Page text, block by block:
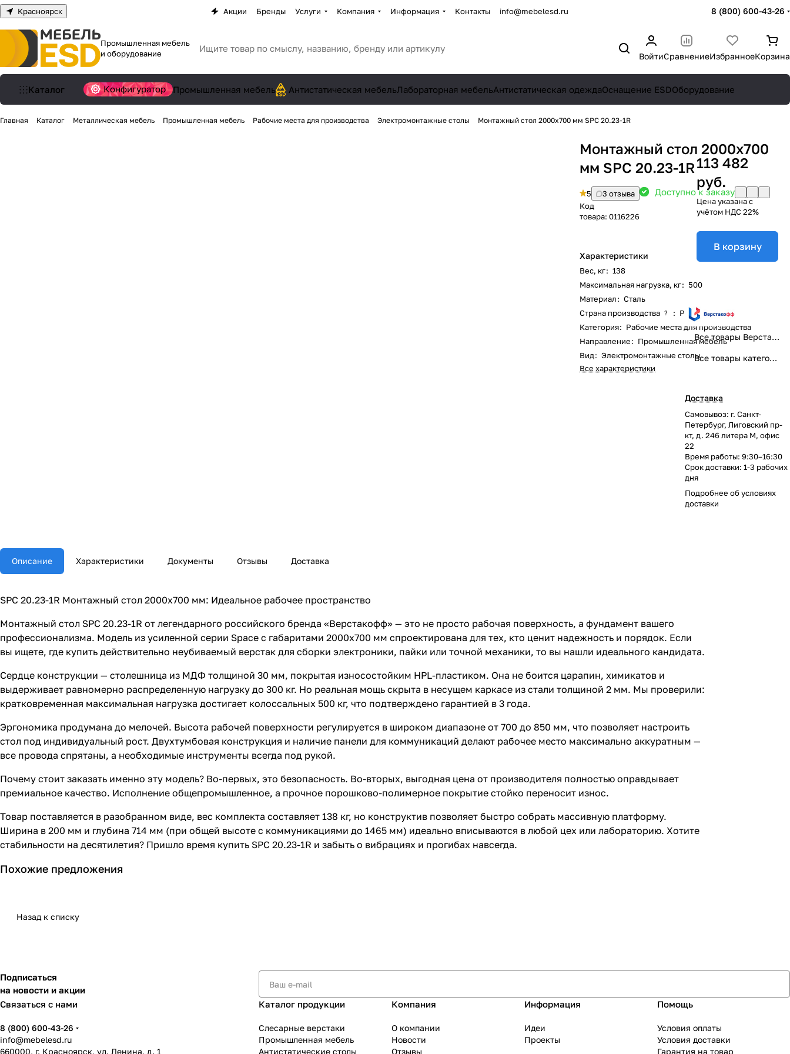
Красноярск Акции Бренды Услуги Компания Информация Контакты info@mebelesd.ru 8 (800) 600-43-26
Промышленная мебель
и оборудование
ВойтиСравнениеИзбранноеКорзина
Каталог Конфигуратор Промышленная мебель Антистатическая мебельЛабораторная мебельАнтистатическая одеждаОснащение ESDОборудование
Главная Каталог Металлическая мебель Промышленная мебель Рабочие места для производства Электромонтажные столы Монтажный стол 2000х700 мм SPC 20.23-1R
Монтажный стол 2000х700
мм SPC 20.23-1R
5
3 отзыва
Код
товара: 0116226
Доступно к заказу
Характеристики
Вес, кг: 138
Максимальная нагрузка, кг: 500
Материал: Сталь
Страна производства ? : Россия
Категория: Рабочие места для производства
Направление: Промышленная мебель
Вид: Электромонтажные столы
Все характеристики
113 482
руб.
Цена указана с
учётом НДС 22%
В корзину
Все товары Верстакофф
Все товары категории
Доставка
Самовывоз: г. Санкт-
Петербург, Лиговский пр-
кт, д. 246 литера М, офис
22
Время работы: 9:30–16:30
Срок доставки: 1-3 рабочих
дня
Подробнее обусловиях
доставки
Описание Характеристики Документы Отзывы Доставка
SPC 20.23-1R Монтажный стол 2000х700 мм: Идеальное рабочее пространство
Монтажный стол SPC 20.23-1R от легендарного российского бренда «Верстакофф» — это не просто рабочая поверхность, а фундамент вашего
профессионализма. Модель из усиленной серии Space с габаритами 2000х700 мм спроектирована для тех, кто ценит надежность и порядок. Если
вы ищете, где купить действительно неубиваемый верстак для сборки электроники, пайки или точной механики, то вы нашли идеального кандидата.
Сердце конструкции — столешница из МДФ толщиной 30 мм, покрытая износостойким HPL-пластиком. Она не боится царапин, химикатов и
выдерживает равномерно распределенную нагрузку до 300 кг. Но реальная мощь скрыта в несущем каркасе из стали толщиной 2 мм. Мы проверили:
кратковременная максимальная нагрузка достигает колоссальных 500 кг, что подтверждено гарантией в 3 года.
Эргономика продумана до мелочей. Высота рабочей поверхности регулируется в широком диапазоне от 700 до 850 мм, что позволяет настроить
стол под индивидуальный рост. Двухтумбовая конструкция и наличие панели для коммуникаций делают рабочее место максимально аккуратным —
все провода спрятаны, а необходимые инструменты всегда под рукой.
Почему стоит заказать именно эту модель? Во-первых, это безопасность. Во-вторых, выгодная цена от производителя полностью оправдывает
премиальное качество. Исполнение общепромышленное, а прочное порошково-полимерное покрытие стойко переносит износ.
Товар поставляется в разобранном виде, вес комплекта составляет 138 кг, но конструктив позволяет быстро собрать массивную платформу.
Ширина в 200 мм и глубина 714 мм (при общей высоте с коммуникациями до 1465 мм) идеально вписываются в любой цех или лабораторию. Хотите
стабильности на десятилетия? Пришло время купить SPC 20.23-1R и забыть о вибрациях и прогибах навсегда.
Похожие предложения
Назад к списку
Подписаться
на новости и акции
Связаться с нами
8 (800) 600-43-26
info@mebelesd.ru
660000, г. Красноярск, ул. Ленина, д. 1
Каталог продукции
Слесарные верстаки
Промышленная мебель
Антистатические столы
Компания
О компании
Новости
Отзывы
Информация
Идеи
Проекты
Помощь
Условия оплаты
Условия доставки
Гарантия на товар